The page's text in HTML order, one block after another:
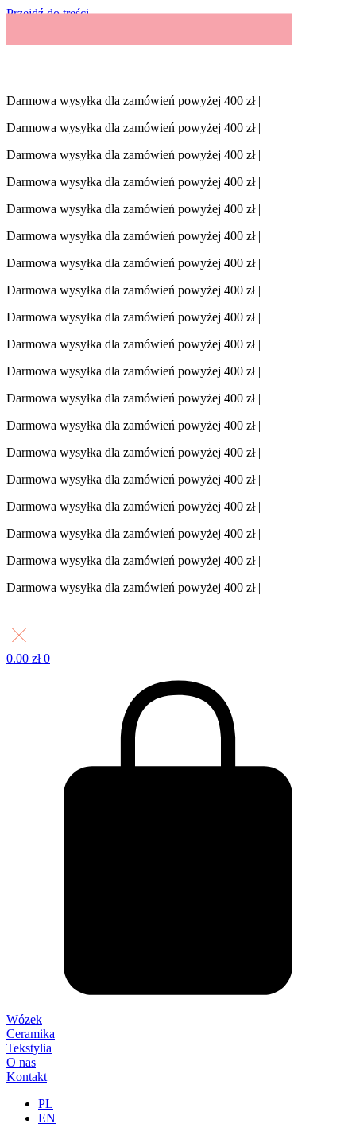
Przejdź do treści
Darmowa wysyłka dla zamówień powyżej 400 zł |
Darmowa wysyłka dla zamówień powyżej 400 zł |
Darmowa wysyłka dla zamówień powyżej 400 zł |
Darmowa wysyłka dla zamówień powyżej 400 zł |
Darmowa wysyłka dla zamówień powyżej 400 zł |
Darmowa wysyłka dla zamówień powyżej 400 zł |
Darmowa wysyłka dla zamówień powyżej 400 zł |
Darmowa wysyłka dla zamówień powyżej 400 zł |
Darmowa wysyłka dla zamówień powyżej 400 zł |
Darmowa wysyłka dla zamówień powyżej 400 zł |
Darmowa wysyłka dla zamówień powyżej 400 zł |
Darmowa wysyłka dla zamówień powyżej 400 zł |
Darmowa wysyłka dla zamówień powyżej 400 zł |
Darmowa wysyłka dla zamówień powyżej 400 zł |
Darmowa wysyłka dla zamówień powyżej 400 zł |
Darmowa wysyłka dla zamówień powyżej 400 zł |
Darmowa wysyłka dla zamówień powyżej 400 zł |
Darmowa wysyłka dla zamówień powyżej 400 zł |
Darmowa wysyłka dla zamówień powyżej 400 zł |
0.00 zł 0
Wózek
Ceramika
Tekstylia
O nas
Kontakt
PL
EN